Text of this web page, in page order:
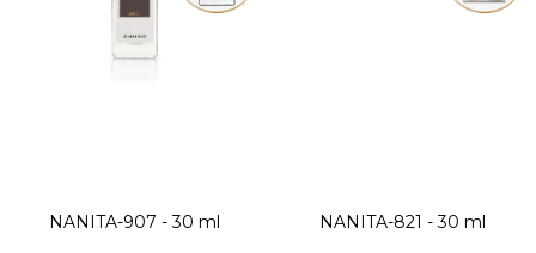
NANITA-907 - 30 ml NANITA-821 - 30 ml